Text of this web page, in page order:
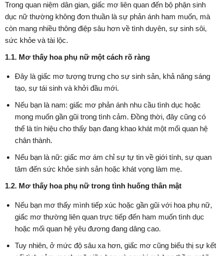
Trong quan niệm dân gian, giấc mơ liên quan đến bộ phận sinh
dục nữ thường không đơn thuần là sự phản ánh ham muốn, mà
còn mang nhiều thông điệp sâu hơn về tình duyên, sự sinh sôi,
sức khỏe và tài lộc.
1.1. Mơ thấy hoa phụ nữ một cách rõ ràng
Đây là giấc mơ tượng trưng cho sự sinh sản, khả năng sáng
tạo, sự tái sinh và khởi đầu mới.
Nếu bạn là nam: giấc mơ phản ánh nhu cầu tình dục hoặc
mong muốn gần gũi trong tình cảm. Đồng thời, đây cũng có
thể là tín hiệu cho thấy bạn đang khao khát một mối quan hệ
chân thành.
Nếu bạn là nữ: giấc mơ ám chỉ sự tự tin về giới tính, sự quan
tâm đến sức khỏe sinh sản hoặc khát vọng làm mẹ.
1.2. Mơ thấy hoa phụ nữ trong tình huống thân mật
Nếu bạn mơ thấy mình tiếp xúc hoặc gần gũi với hoa phụ nữ,
giấc mơ thường liên quan trực tiếp đến ham muốn tình dục
hoặc mối quan hệ yêu đương đang dâng cao.
Tuy nhiên, ở mức độ sâu xa hơn, giấc mơ cũng biểu thị sự kết